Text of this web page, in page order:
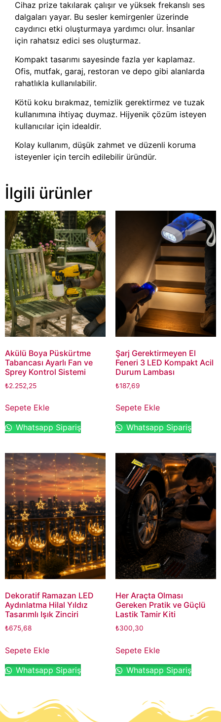
Cihaz prize takılarak çalışır ve yüksek frekanslı ses
dalgaları yayar. Bu sesler kemirgenler üzerinde
caydırıcı etki oluşturmaya yardımcı olur. İnsanlar
için rahatsız edici ses oluşturmaz.
Kompakt tasarımı sayesinde fazla yer kaplamaz.
Ofis, mutfak, garaj, restoran ve depo gibi alanlarda
rahatlıkla kullanılabilir.
Kötü koku bırakmaz, temizlik gerektirmez ve tuzak
kullanımına ihtiyaç duymaz. Hijyenik çözüm isteyen
kullanıcılar için idealdir.
Kolay kullanım, düşük zahmet ve düzenli koruma
isteyenler için tercih edilebilir üründür.
İlgili ürünler
Akülü Boya Püskürtme
Tabancası Ayarlı Fan ve
Sprey Kontrol Sistemi
₺2.252,25
Sepete Ekle
Whatsapp Sipariş
Şarj Gerektirmeyen El
Feneri 3 LED Kompakt Acil
Durum Lambası
₺187,69
Sepete Ekle
Whatsapp Sipariş
Dekoratif Ramazan LED
Aydınlatma Hilal Yıldız
Tasarımlı Işık Zinciri
₺675,68
Sepete Ekle
Whatsapp Sipariş
Her Araçta Olması
Gereken Pratik ve Güçlü
Lastik Tamir Kiti
₺300,30
Sepete Ekle
Whatsapp Sipariş